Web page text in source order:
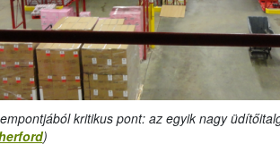
kritikus pont: az egyik nagy
)